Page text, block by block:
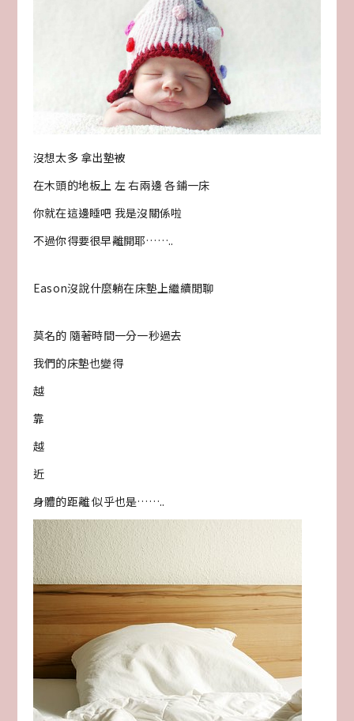
沒想太多 拿出墊被
在木頭的地板上 左 右兩邊 各鋪一床
你就在這邊睡吧 我是沒關係啦
不過你得要很早離開耶……..
Eason沒說什麼躺在床墊上繼續閒聊
莫名的 隨著時間一分一秒過去
我們的床墊也變得
越
靠
越
近
身體的距離 似乎也是……..